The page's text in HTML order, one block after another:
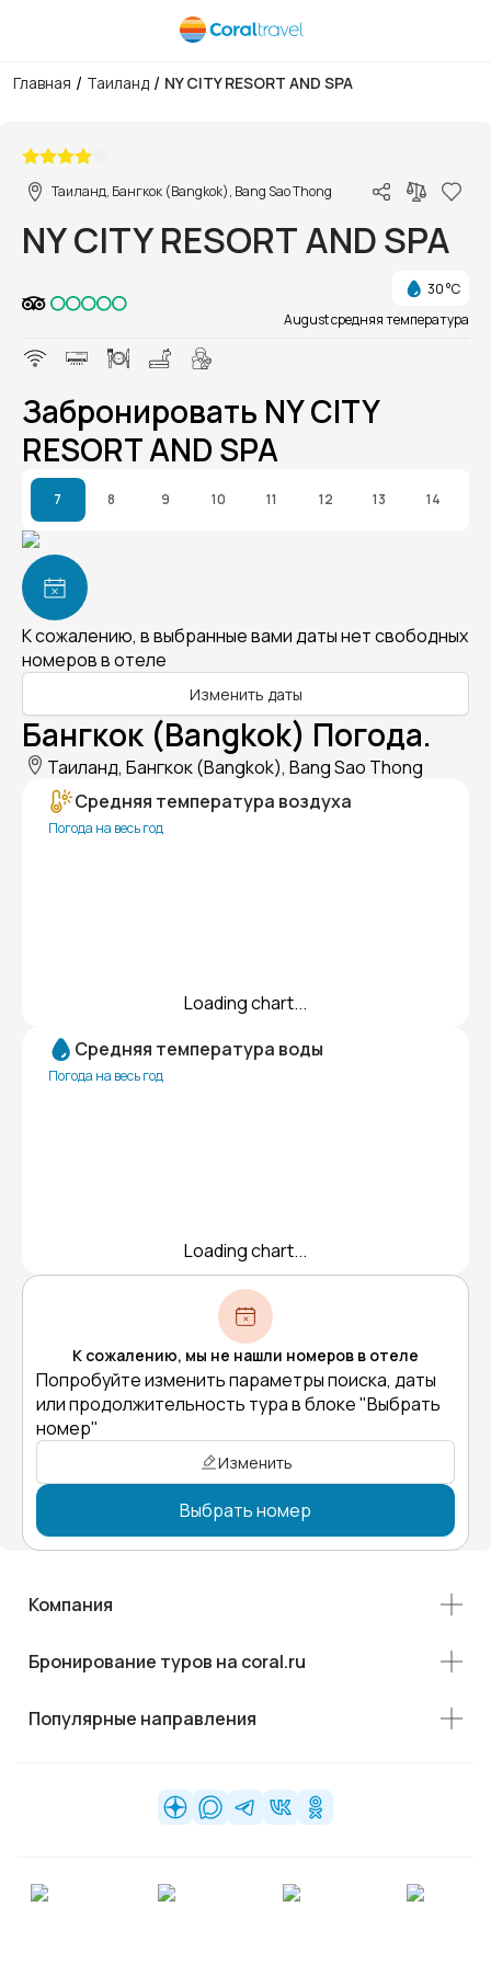
Главная / Таиланд / NY CITY RESORT AND SPA
Таиланд, Бангкок (Bangkok), Bang Sao Thong
NY CITY RESORT AND SPA
30 °C
August средняя температура
Забронировать NY CITY
RESORT AND SPA
7 8 9 10 11 12 13 14
К сожалению, в выбранные вами даты нет свободных
номеров в отеле
Изменить даты
Бангкок (Bangkok) Погода.
Таиланд, Бангкок (Bangkok), Bang Sao Thong
Средняя температура воздуха
Погода на весь год
Loading chart...
Средняя температура воды
Погода на весь год
Loading chart...
К сожалению, мы не нашли номеров в отеле
Попробуйте изменить параметры поиска, даты
или продолжительность тура в блоке "Выбрать
номер"
Изменить
Выбрать номер
Компания
Бронирование туров на coral.ru
Популярные направления